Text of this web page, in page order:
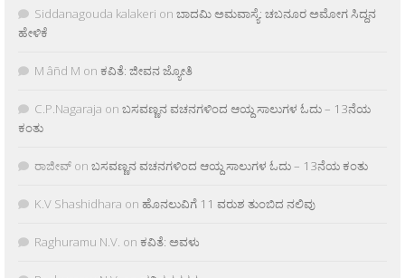
Siddanagouda kalakeri on ಬಾದಮಿ ಅಮವಾಸ್ಯೆ: ಚಬನೂರ ಅಮೋಗ ಸಿದ್ದನ
ಹೇಳಿಕೆ
M âñd M on ಕವಿತೆ: ಜೀವನ ಜ್ಯೋತಿ
C.P.Nagaraja on ಬಸವಣ್ಣನ ವಚನಗಳಿಂದ ಆಯ್ದ ಸಾಲುಗಳ ಓದು – 13ನೆಯ
ಕಂತು
ರಾಜೀವ್ on ಬಸವಣ್ಣನ ವಚನಗಳಿಂದ ಆಯ್ದ ಸಾಲುಗಳ ಓದು – 13ನೆಯ ಕಂತು
K.V Shashidhara on ಹೊನಲುವಿಗೆ 11 ವರುಶ ತುಂಬಿದ ನಲಿವು
Raghuramu N.V. on ಕವಿತೆ: ಅವಳು